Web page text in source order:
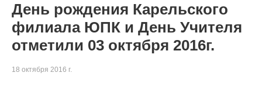
День рождения Карельского
филиала ЮПК и День Учителя
отметили 03 октября 2016г.
18 октября 2016 г.